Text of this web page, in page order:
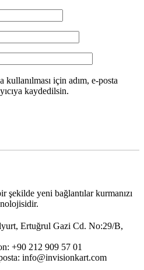
için adım, e-posta
kaydedilsin.
yeni bağlantılar kurmanızı
Ertuğrul Gazi Cd. No:29/B,
+90 212 909 57 01
info@invisionkart.com